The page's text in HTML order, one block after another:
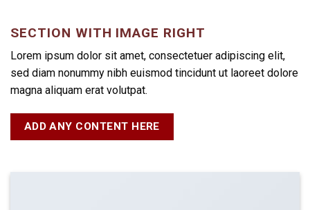
SECTION WITH IMAGE RIGHT
Lorem ipsum dolor sit amet, consectetuer adipiscing elit,
sed diam nonummy nibh euismod tincidunt ut laoreet dolore
magna aliquam erat volutpat.
ADD ANY CONTENT HERE